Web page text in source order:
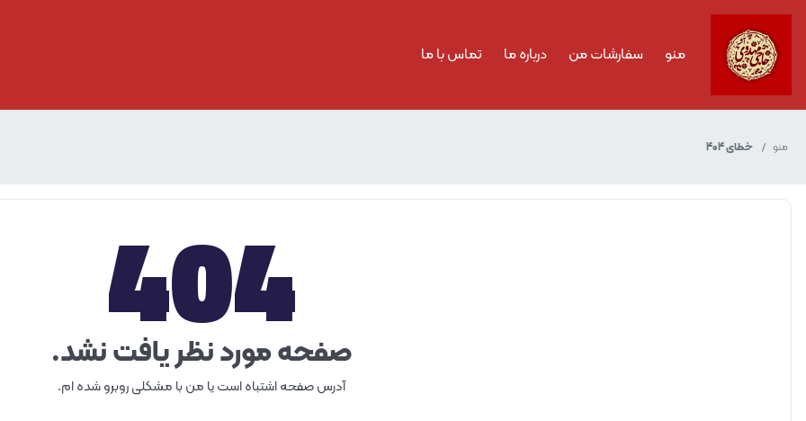
منو سفارشات من درباره ما تماس با ما
منو خطای 404
404
صفحه مورد نظر یافت نشد.
آدرس صفحه اشتباه است یا من با مشکلی روبرو شده ام.